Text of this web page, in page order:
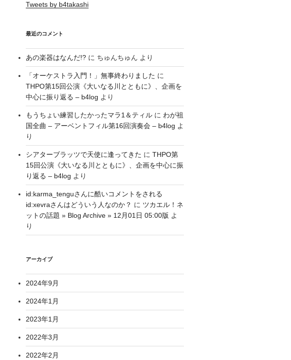
Tweets by b4takashi
最近のコメント
あの楽器はなんだ!?に ちゅんちゅん より
「オーケストラ入門！」無事終わりました に
THPO第15回公演《大いなる川とともに》、企画を
中心に振り返る – b4log より
もうちょい練習したかったマラ1＆ティルに わが祖
国全曲 – アーベントフィル第16回演奏会 – b4log よ
り
シアターブラッツで天使に逢ってきた に THPO第
15回公演《大いなる川とともに》、企画を中心に振
り返る – b4log より
id:karma_tenguさんに酷いコメントをされる
id:xevraさんはどういう人なのか？ に ツカエル！ネ
ットの話題 » Blog Archive » 12月01日 05:00版 よ
り
アーカイブ
2024年9月
2024年1月
2023年1月
2022年3月
2022年2月